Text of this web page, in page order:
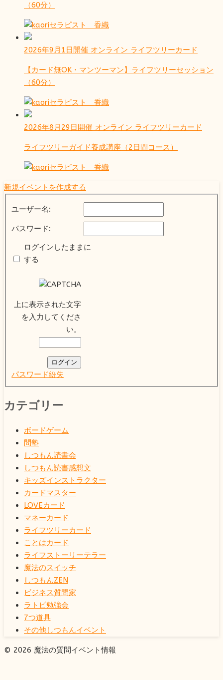
（60分）
セラピスト 香織
2026年9月1日開催 オンライン ライフツリーカード
【カード無OK・マンツーマン】ライフツリーセッション
（60分）
セラピスト 香織
2026年8月29日開催 オンライン ライフツリーカード
ライフツリーガイド養成講座（2日間コース）
セラピスト 香織
新規イベントを作成する
ユーザー名:
パスワード:
ログインしたままに
する
上に表示された文字
を入力してくださ
い。
ログイン
パスワード紛失
カテゴリー
ボードゲーム
問塾
しつもん読書会
しつもん読書感想文
キッズインストラクター
カードマスター
LOVEカード
マネーカード
ライフツリーカード
ことはカード
ライフストーリーテラー
魔法のスイッチ
しつもんZEN
ビジネス質問家
ラトビ勉強会
7つ道具
その他しつもんイベント
© 2026 魔法の質問イベント情報